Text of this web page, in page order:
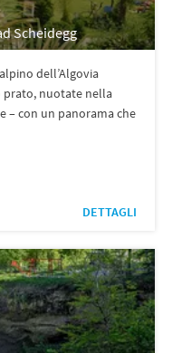
Scheidegg
dell’Algovia
prato, nuotate nella
– con un panorama che
DETTAGLI